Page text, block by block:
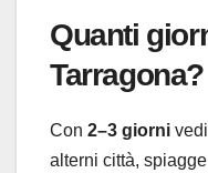
Quanti
Tarragona?
Con 2–3 giorni
alterni città,